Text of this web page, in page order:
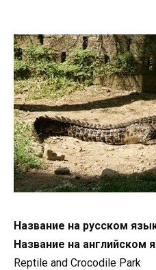
Название на русском
Название на английском
Reptile and Crocodile Park